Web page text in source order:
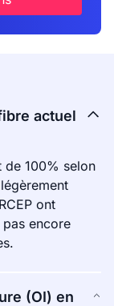
actuel
de 100% selon
ont
encore
(OI) en